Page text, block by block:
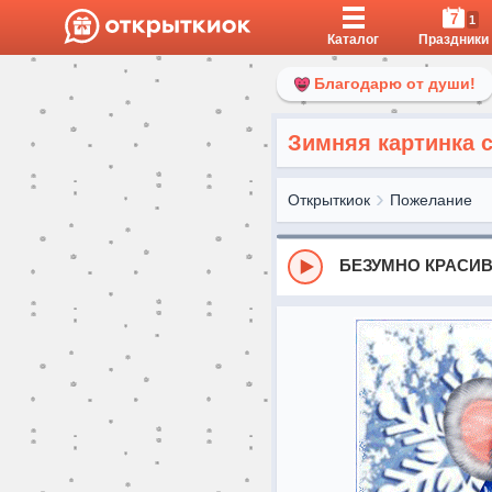
Каталог
7 1
Праздники
Благодарю от души!
Зимняя картинка
Открыткиок Пожелание
БЕЗУМНО